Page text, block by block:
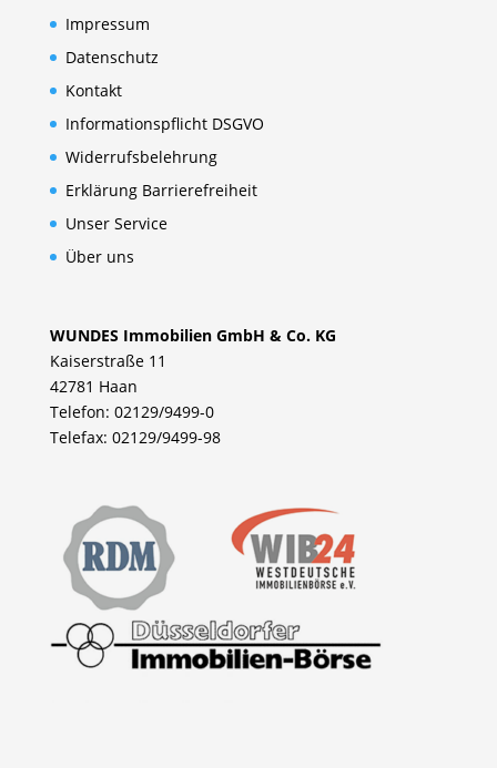
Impressum
Datenschutz
Kontakt
Informationspflicht DSGVO
Widerrufsbelehrung
Erklärung Barrierefreiheit
Unser Service
Über uns
WUNDES Immobilien GmbH & Co. KG
Kaiserstraße 11
42781 Haan
Telefon: 02129/9499-0
Telefax: 02129/9499-98